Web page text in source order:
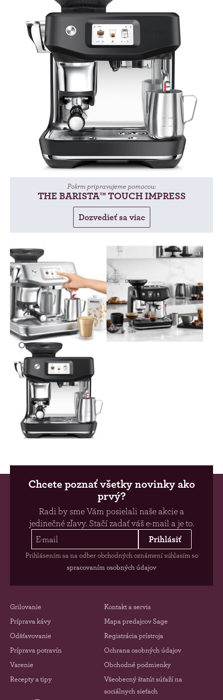
Pokrm pripravujeme pomocou:
THE BARISTA™ TOUCH IMPRESS
Dozvedieť sa viac
Chcete poznať všetky novinky ako
prvý?
Radi by sme Vám posielali naše akcie a
jedinečné zľavy. Stačí zadať váš e-mail a je to.
Prihlásiť
Prihlásením sa na odber obchodných oznámení súhlasím so
spracovaním osobných údajov
Grilovanie
Príprava kávy
Odšťavovanie
Príprava potravín
Varenie
Recepty a tipy
Kontakt a servis
Mapa predajcov Sage
Registrácia prístroja
Ochrana osobných údajov
Obchodné podmienky
Všeobecný štatút súťaží na
sociálnych sieťach